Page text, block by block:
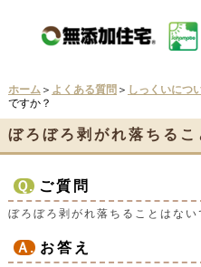
ホーム ＞ よくある質問 ＞ しっくいにつ
ですか？
ぼろぼろ剥がれ落ちるこ
Ｑ. ご質問
ぼろぼろ剥がれ落ちることはない
Ａ. お答え